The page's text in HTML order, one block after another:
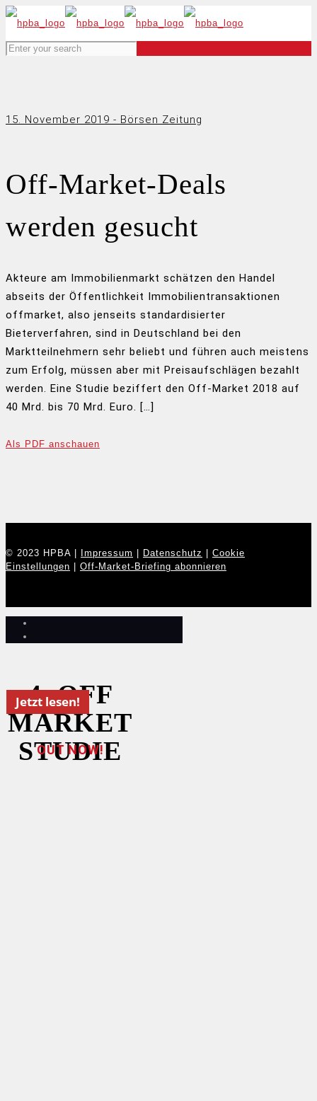
15. November 2019 - Börsen Zeitung
Off-Market-Deals
werden gesucht
Akteure am Immobilienmarkt schätzen den Handel
abseits der Öffentlichkeit Immobilientransaktionen
offmarket, also jenseits standardisierter
Bieterverfahren, sind in Deutschland bei den
Marktteilnehmern sehr beliebt und führen auch meistens
zum Erfolg, müssen aber mit Preisaufschlägen bezahlt
werden. Eine Studie beziffert den Off-Market 2018 auf
40 Mrd. bis 70 Mrd. Euro. […]
Als PDF anschauen
© 2023 HPBA | Impressum Datenschutz
Cookie
Einstellungen
Off-Market-Briefing abonnieren
4. OFF
MARKET
STUDIE
Jetzt lesen!
OUT NOW!